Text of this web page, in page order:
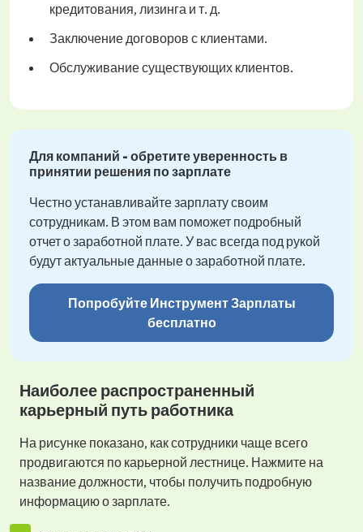
кредитования, лизинга и т. д.
Заключение договоров с клиентами.
Обслуживание существующих клиентов.
Для компаний - обретите уверенность в
принятии решения по зарплате
Честно устанавливайте зарплату своим
сотрудникам. В этом вам поможет подробный
отчет о заработной плате. У вас всегда под рукой
будут актуальные данные о заработной плате.
Попробуйте Инструмент Зарплаты
бесплатно
Наиболее распространенный
карьерный путь работника
На рисунке показано, как сотрудники чаще всего
продвигаются по карьерной лестнице. Нажмите на
название должности, чтобы получить подробную
информацию о зарплате.